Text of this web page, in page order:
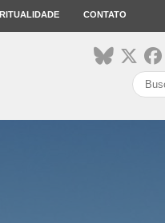
CONTATO